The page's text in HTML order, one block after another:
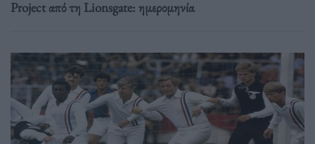
Project από τη Lionsgate: ημερομηνία